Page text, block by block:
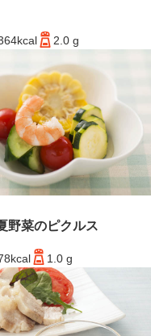
2.0 g
野菜のピクルス
1.0 g